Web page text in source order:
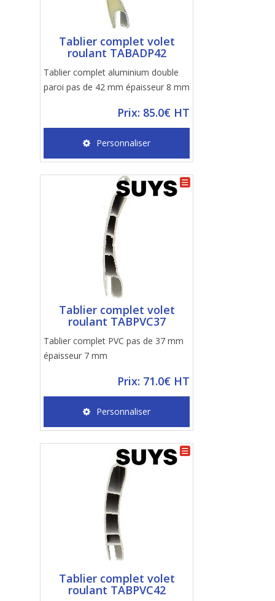
Tablier complet volet
roulant TABADP42
Tablier complet aluminium double
paroi pas de 42 mm épaisseur 8 mm
Prix: 85.0€ HT
Personnaliser
Tablier complet volet
roulant TABPVC37
Tablier complet PVC pas de 37 mm
épaisseur 7 mm
Prix: 71.0€ HT
Personnaliser
Tablier complet volet
roulant TABPVC42